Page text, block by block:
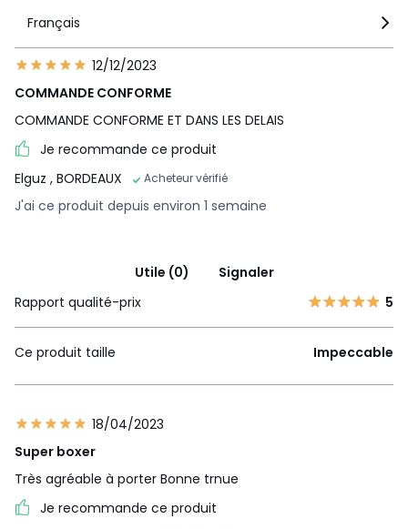
Français
12/12/2023
COMMANDE CONFORME
COMMANDE CONFORME ET DANS LES DELAIS
Je recommande ce produit
Elguz , BORDEAUX Acheteur vérifié
J'ai ce produit depuis environ 1 semaine
Utile (0)
Signaler
Rapport qualité-prix
5
Ce produit taille Impeccable
18/04/2023
Super boxer
Très agréable à porter Bonne trnue
Je recommande ce produit